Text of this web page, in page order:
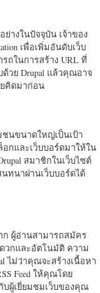
ย่างในปัจจุบัน เจ้าของ
เพื่อเพิ่มอันดับเว็บ
ถในการสร้าง URL ที่
ด้วย Drupal แล้วคุณอาจ
คิดมาก่อน
ชนขนาดใหญ่เป็นเป้า
กและเว็บบอร์ดมาให้ใน
สมาชิกในเว็บไซต์
ทนาผ่านเว็บบอร์ดได้
ก ผู้อ่านสามารถสมัคร
วกและอัตโนมัติ ความ
ไม่ว่าคุณจะสร้างเนื้อหา
Feed ให้คุณโดย
บผู้เยี่ยมชมเว็บของคุณ